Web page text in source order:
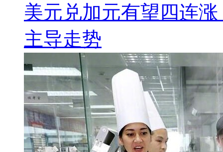
美元兑加元有望四连
主导走势